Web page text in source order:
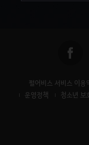
펄어비스 서비스 이용
운영정책 청소년 보